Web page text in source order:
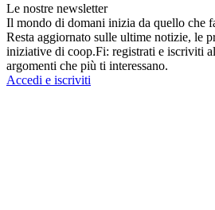
Le nostre newsletter
Il mondo di domani inizia da quello che
Resta aggiornato sulle ultime notizie, le
iniziative di coop.Fi: registrati e iscriviti
argomenti che più ti interessano.
Accedi e iscriviti